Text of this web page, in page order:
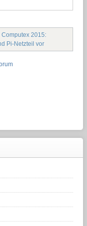
Computex 2015:
Pi-Netzteil vor